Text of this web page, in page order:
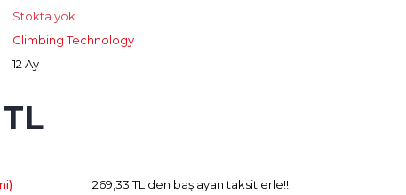
Stokta yok
Climbing Technology
12 Ay
269,33 TL den başlayan taksitlerle!!